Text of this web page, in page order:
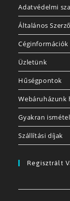
Adatvédelmi
Általános
Céginformációk
Üzletünk
Hűségpontok
Webáruházunk
Gyakran
Szállítási díjak
Regisztrált